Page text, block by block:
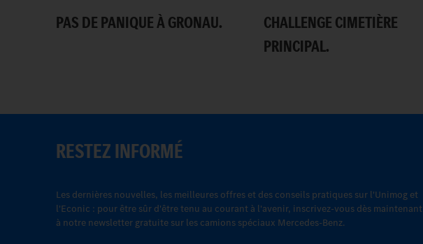
PAS DE PANIQUE À GRONAU.
CHALLENGE CIMETIÈRE
PRINCIPAL.
RESTEZ INFORMÉ
Les dernières nouvelles, les meilleures offres et des conseils pratiques sur l'Unimog et
l'Econic : pour être sûr d'être tenu au courant à l'avenir, inscrivez-vous dès maintenant
à notre newsletter gratuite sur les camions spéciaux Mercedes-Benz.